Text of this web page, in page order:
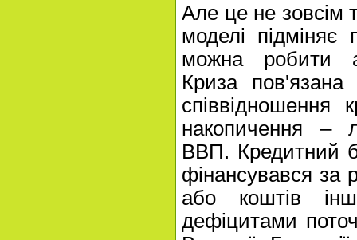
Але це не зовсім
моделі
можна робити
Криза
накопичення –
ВВП. Кредитний
фінансувався за
або коштів
дефіцитами